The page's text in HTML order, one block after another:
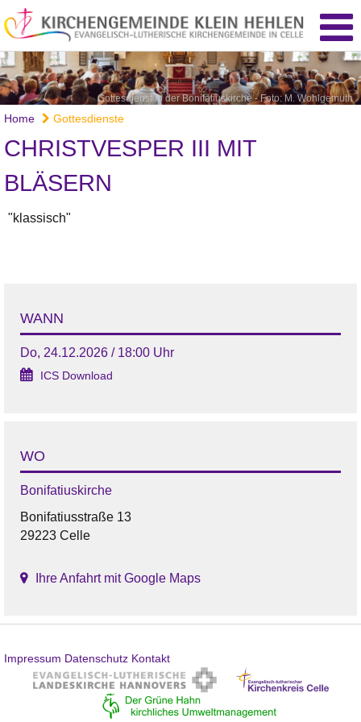
Gottesdienst in der Bonifatiuskirche - Foto: M. Wohlgemuth
Home Gottesdienste
CHRISTVESPER III MIT
BLÄSERN
"klassisch"
WANN
Do, 24.12.2026 / 18:00 Uhr
ICS Download
WO
Bonifatiuskirche
Bonifatiusstraße 13
29223 Celle
Ihre Anfahrt mit Google Maps
Impressum Datenschutz Kontakt